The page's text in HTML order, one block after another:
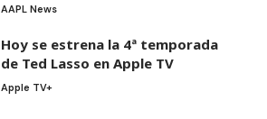
AAPL News
Hoy se estrena la 4ª temporada
de Ted Lasso en Apple TV
Apple TV+